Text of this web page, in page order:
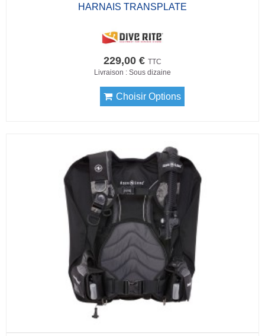
HARNAIS TRANSPLATE
229,00 € TTC
Livraison : Sous dizaine
Choisir Options